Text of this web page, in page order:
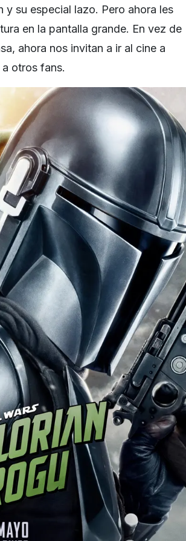
su especial lazo. Pero ahora les
en la pantalla grande. En vez de
ahora nos invitan a ir al cine a
otros fans.